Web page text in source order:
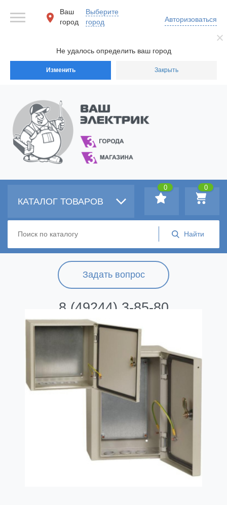
Не удалось определить ваш город
Изменить Закрыть
Ваш
город
Выберите
город
Авторизоваться
Задать вопрос
8 (49244) 3-85-80
КАТАЛОГ ТОВАРОВ
0
0